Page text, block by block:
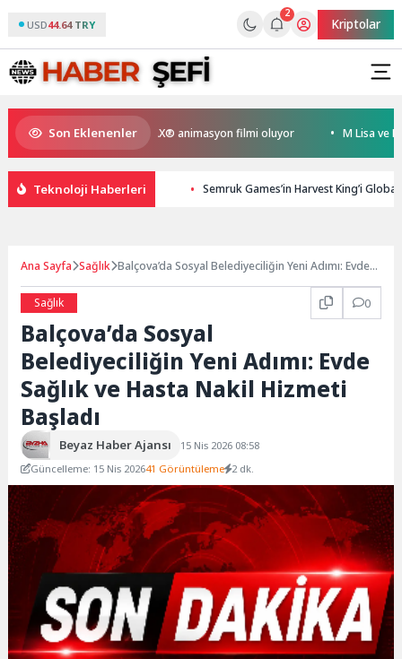
USD44.64 TRY
2
Kriptolar
Son Eklenenler
Kral Türkiye’nin ilk IMAX® animasyon filmi oluyor M Lisa ve
Teknoloji Haberleri Semruk Games’in Harvest King’i
Ana Sayfa Sağlık Balçova’da Sosyal Belediyeciliğin Yeni Adımı: Evde
Sağlık
0
Balçova’da Sosyal
Belediyeciliğin Yeni Adımı: Evde
Sağlık ve Hasta Nakil Hizmeti
Başladı
Beyaz Haber Ajansı
15 Nis 2026 08:58
Güncelleme: 15 Nis 202641 Görüntüleme 2 dk.